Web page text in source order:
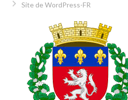
Site de WordPress-FR